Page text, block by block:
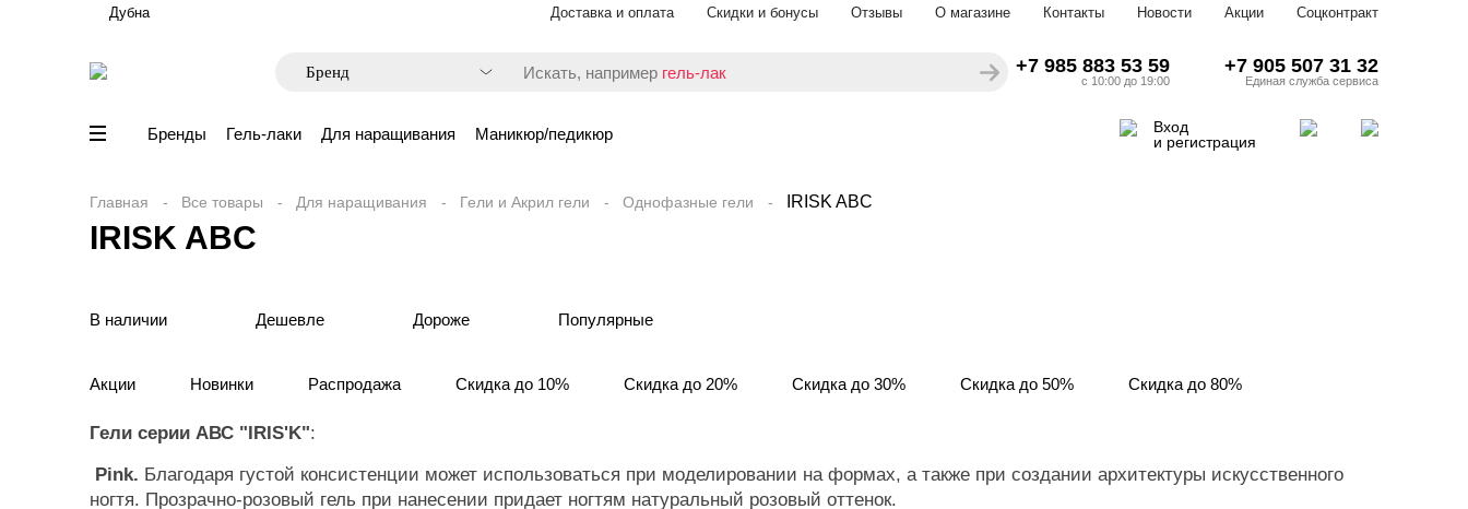
Дубна Доставка и оплата Скидки и бонусы Отзывы О магазине Контакты Новости Акции Соцконтракт
Искать, например гель-лак +7 985 883 53 59
с 10:00 до 19:00
+7 905 507 31 32
Единая служба сервиса
Бренды Гель-лаки Для наращивания Маникюр/педикюр
Вход
и регистрация
Главная Все товары Для наращивания Гели и Акрил гели Однофазные гели IRISK ABC
IRISK ABC
В наличии Дешевле Дороже Популярные
Акции Новинки Распродажа Скидка до 10% Скидка до 20% Скидка до 30% Скидка до 50% Скидка до 80%
Гели серии АВС "IRIS'K":
Pink. Благодаря густой консистенции может использоваться при моделировании на формах, а также при создании архитектуры искусственного
ногтя. Прозрачно-розовый гель при нанесении придает ногтям натуральный розовый оттенок.